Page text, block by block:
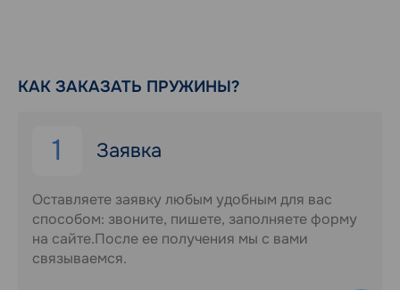
КАК ЗАКАЗАТЬ ПРУЖИНЫ?
1 Заявка
Оставляете заявку любым удобным для вас
способом: звоните, пишете, заполняете форму
на сайте.После ее получения мы с вами
связываемся.